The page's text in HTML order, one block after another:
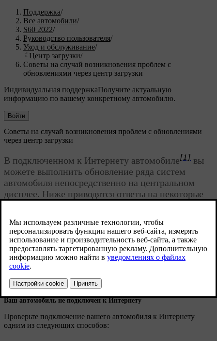
Поддержка/
Все автомобили/
S60 2022/
Руководство пользователя/
Уход и обслуживание/
Центр загрузки/
Советы на случай возникновения проблем с
обновлениями через центр загрузки
Индивидуальная поддержкаПолучите актуальную
информацию по вашему конкретному автомобилю.
Войти
Обновленная версия 19.10.2021
Советы на случай возникновения проблем с обновлениями
через центр загрузки
В подключенном к Интернету автомобиле[1] вы
можете выполнить обновление ряда систем
автомобиля непосредственно на центральном
дисплее. Ниже приводятся ответы на некоторые
Нет подключения к услуге
Появление сообщенияУслуга недоступнаозначает, что
подключение к услуге отсутствует. Подключение к услуге
может отсутствовать по ряду причин. Ниже перечислены
возможные причины и способы устранения.
Ваш автомобиль не подключен к Интернету
Проверьте подключение вашего автомобиля к Интернету
одним из следующих способов: